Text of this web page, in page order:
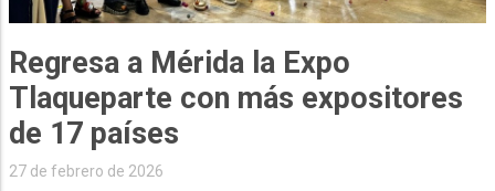
Regresa a Mérida la Expo
Tlaqueparte con más expositores
de 17 países
27 de febrero de 2026